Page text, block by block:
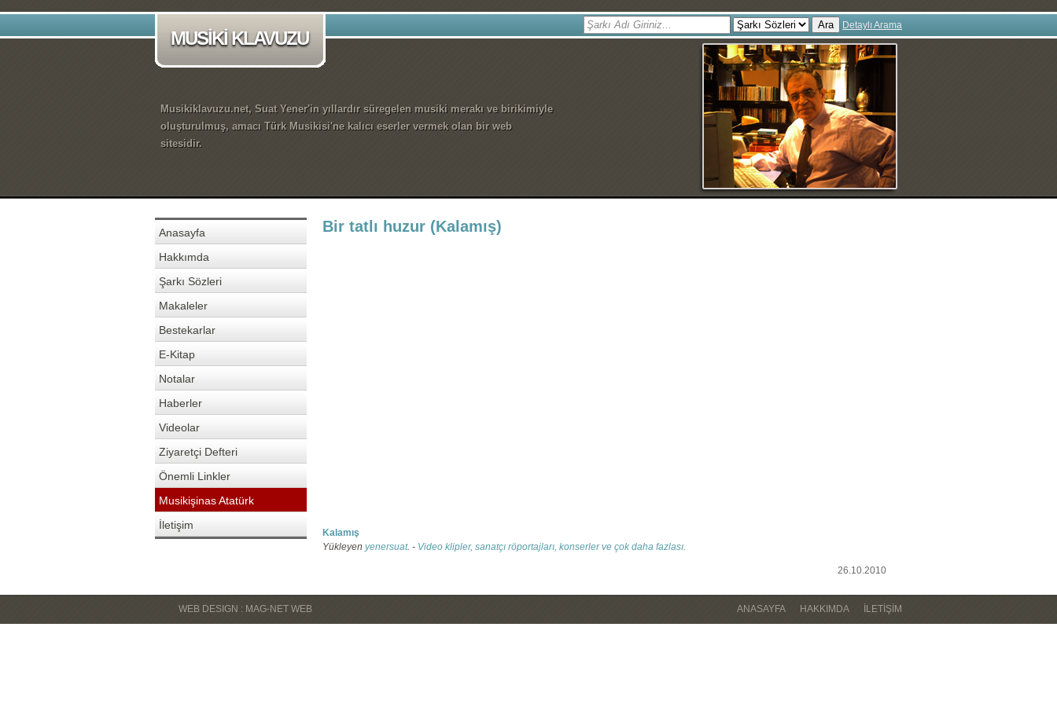
MUSİKİ KLAVUZU
Ara Detaylı Arama
Musikiklavuzu.net, Suat Yener'in yıllardır süregelen musiki merakı ve birikimiyle
oluşturulmuş, amacı Türk Musikisi'ne kalıcı eserler vermek olan bir web
sitesidir.
Anasayfa
Hakkımda
Şarkı Sözleri
Makaleler
Bestekarlar
E-Kitap
Notalar
Haberler
Videolar
Ziyaretçi Defteri
Önemli Linkler
Musikişinas Atatürk
İletişim
Bir tatlı huzur (Kalamış)
Kalamış
Yükleyen yenersuat. - Video klipler, sanatçı röportajları, konserler ve çok daha fazlası.
26.10.2010
WEB DESIGN : MAG-NET WEB ANASAYFA HAKKIMDA İLETIŞIM